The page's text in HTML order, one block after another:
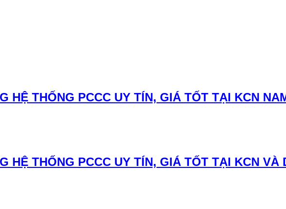
HỆ THỐNG PCCC UY TÍN, GIÁ TỐT TẠI KCN
HỆ THỐNG PCCC UY TÍN, GIÁ TỐT TẠI KCN VÀ